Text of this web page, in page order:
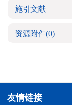
施引文献
资源附件(0)
友情链接